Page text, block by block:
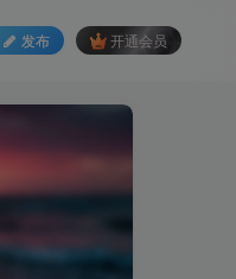
发布 开通会员